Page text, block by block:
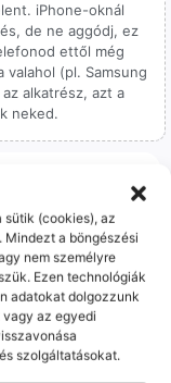
sütik (cookies), az
a böngészési
nem személyre
Ezen technológiák
adatokat dolgozzunk
az egyedi
szolgáltatásokat.
iPhone-oknál
de ne aggódj, ez
ettől még
(pl. Samsung
alkatrész, azt a
neked.
vagyunk.
van, élő
is megtalálsz